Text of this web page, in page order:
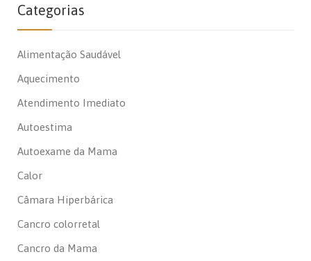
Categorias
Alimentação Saudável
Aquecimento
Atendimento Imediato
Autoestima
Autoexame da Mama
Calor
Câmara Hiperbárica
Cancro colorretal
Cancro da Mama